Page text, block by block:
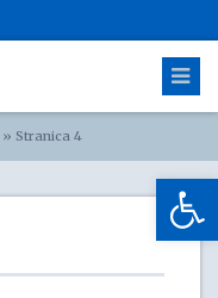
» Stranica 4